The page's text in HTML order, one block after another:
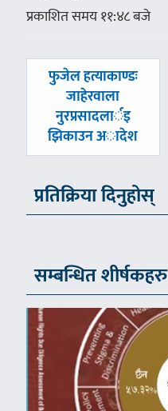
प्रकाशित समय ११:४८ बजे
पछिल्लाे
फुजेल हत्याकाण्डः
जाहेरवाला
नुरप्रसादलार्इ
झिकाउन अादेश
प्रतिक्रिया दिनुहोस्
सम्बन्धित शीर्षकहरु